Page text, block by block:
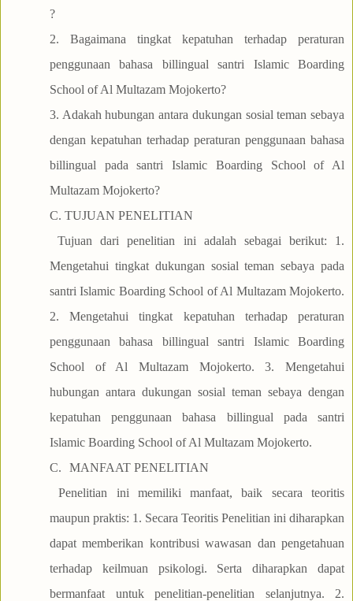
?
2. Bagaimana tingkat kepatuhan terhadap peraturan
penggunaan bahasa billingual santri Islamic Boarding
School of Al Multazam Mojokerto?
3. Adakah hubungan antara dukungan sosial teman sebaya
dengan kepatuhan terhadap peraturan penggunaan bahasa
billingual pada santri Islamic Boarding School of Al
Multazam Mojokerto?
C. TUJUAN PENELITIAN
Tujuan dari penelitian ini adalah sebagai berikut: 1.
Mengetahui tingkat dukungan sosial teman sebaya pada
santri Islamic Boarding School of Al Multazam Mojokerto.
2. Mengetahui tingkat kepatuhan terhadap peraturan
penggunaan bahasa billingual santri Islamic Boarding
School of Al Multazam Mojokerto. 3. Mengetahui
hubungan antara dukungan sosial teman sebaya dengan
kepatuhan penggunaan bahasa billingual pada santri
Islamic Boarding School of Al Multazam Mojokerto.
C.
MANFAAT PENELITIAN
Penelitian ini memiliki manfaat, baik secara teoritis
maupun praktis: 1. Secara Teoritis Penelitian ini diharapkan
dapat memberikan kontribusi wawasan dan pengetahuan
terhadap keilmuan psikologi. Serta diharapkan dapat
bermanfaat untuk penelitian-penelitian selanjutnya. 2.